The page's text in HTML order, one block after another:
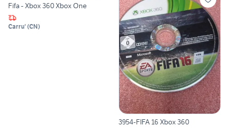
Fifa - Xbox 360 Xbox One
Carru' (CN)
3954-FIFA 16 Xbox 360